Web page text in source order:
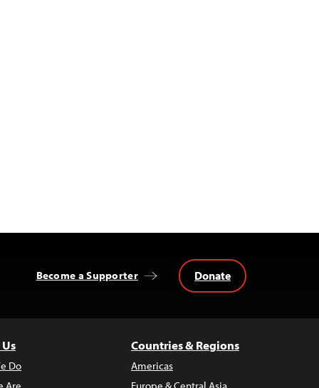
Become a Supporter Donate
Do
Countries & Regions
Americas